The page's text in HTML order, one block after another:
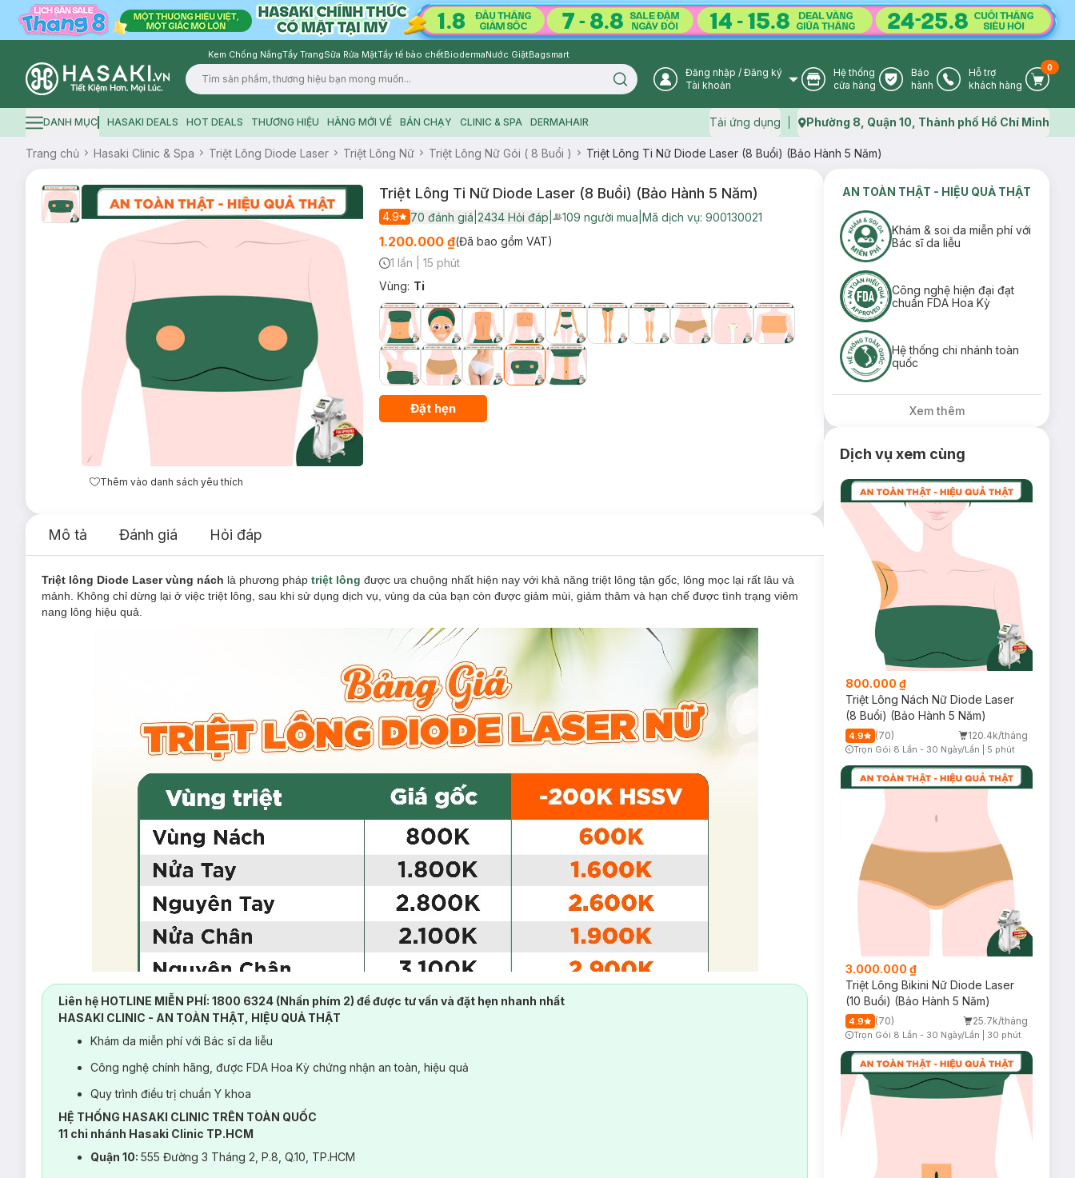
Kem Chống NắngTẩy TrangSữa Rửa MặtTẩy tế bào chếtBiodermaNước GiặtBagsmart
Logo
Search icon User Icon
Đăng nhập / Đăng ký
Tài khoản
Store Icon
Hệ thống
cửa hàng
Warranty Icon
Bảo
hành
Phone Icon
Hỗ trợ
khách hàng
Cart
0
Hamburger icon
DANH MỤC HASAKI DEALS HOT DEALS THƯƠNG HIỆU HÀNG MỚI VỀ BÁN CHẠY CLINIC & SPA DERMAHAIR Tải ứng dụng Map icon
Phường 8, Quận 10, Thành phố Hồ Chí Minh
Trang chủ Hasaki Clinic & Spa Triệt Lông Diode Laser Triệt Lông Nữ Triệt Lông Nữ Gói ( 8 Buổi ) Triệt Lông Ti Nữ Diode Laser (8 Buổi) (Bảo Hành 5 Năm)
Thêm vào danh sách yêu thích
Triệt Lông Ti Nữ Diode Laser (8 Buổi) (Bảo Hành 5 Năm)
4.9 70 đánh giá 2434Hỏi đáp User Product Icon
109 người mua Mã dịch vụ: 900130021
1.200.000 ₫(Đã bao gồm VAT)
1 lần
15 phút
Vùng: Ti
Đặt hẹn
Mô tả Đánh giá Hỏi đáp
Triệt lông Diode Laser vùng nách là phương pháp triệt lông được ưa chuộng nhất hiện nay với khả năng triệt lông tận gốc, lông mọc lại rất lâu và
mảnh. Không chỉ dừng lại ở việc triệt lông, sau khi sử dụng dịch vụ, vùng da của bạn còn được giảm mùi, giảm thâm và hạn chế được tình trạng viêm
nang lông hiệu quả.
Liên hệ HOTLINE MIỄN PHÍ: 1800 6324 (Nhấn phím 2) để được tư vấn và đặt hẹn nhanh nhất
HASAKI CLINIC - AN TOÀN THẬT, HIỆU QUẢ THẬT
Khám da miễn phí với Bác sĩ da liễu
Công nghệ chính hãng, được FDA Hoa Kỳ chứng nhận an toàn, hiệu quả
Quy trình điều trị chuẩn Y khoa
HỆ THỐNG HASAKI CLINIC TRÊN TOÀN QUỐC
11 chi nhánh Hasaki Clinic TP.HCM
Quận 10: 555 Đường 3 Tháng 2, P.8, Q.10, TP.HCM
AN TOÀN THẬT - HIỆU QUẢ THẬT
Khám & soi da miễn phí với
Bác sĩ da liễu
Công nghệ hiện đại đạt
chuẩn FDA Hoa Kỳ
Hệ thống chi nhánh toàn
quốc
Xem thêm
Dịch vụ xem cùng
800.000 ₫
Triệt Lông Nách Nữ Diode Laser
(8 Buổi) (Bảo Hành 5 Năm)
4.9 (70) 120.4k/tháng
Trọn Gói 8 Lần - 30 Ngày/Lần 5 phút
3.000.000 ₫
Triệt Lông Bikini Nữ Diode Laser
(10 Buổi) (Bảo Hành 5 Năm)
4.9 (70) 25.7k/tháng
Trọn Gói 8 Lần - 30 Ngày/Lần 30 phút